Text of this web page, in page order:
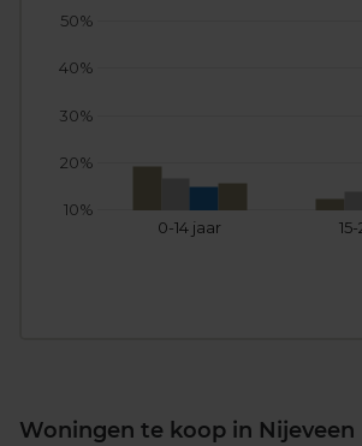
0-14 jaar
10%
20%
30%
40%
50%
Woningen te koop in Nijeveen